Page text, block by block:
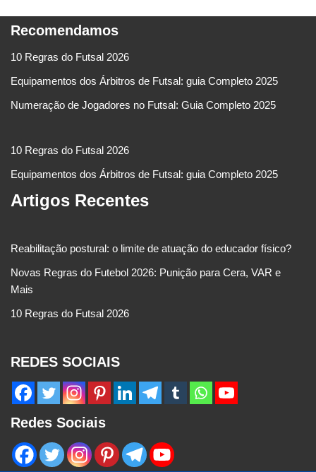
Recomendamos
10 Regras do Futsal 2026
Equipamentos dos Árbitros de Futsal: guia Completo 2025
Numeração de Jogadores no Futsal: Guia Completo 2025
10 Regras do Futsal 2026
Equipamentos dos Árbitros de Futsal: guia Completo 2025
Artigos Recentes
Reabilitação postural: o limite de atuação do educador físico?
Novas Regras do Futebol 2026: Punição para Cera, VAR e
Mais
10 Regras do Futsal 2026
REDES SOCIAIS
Redes Sociais